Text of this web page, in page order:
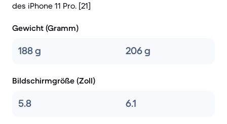
des iPhone 11 Pro. [21]
Gewicht (Gramm)
188 g 206 g
Bildschirmgröße (Zoll)
5.8 6.1